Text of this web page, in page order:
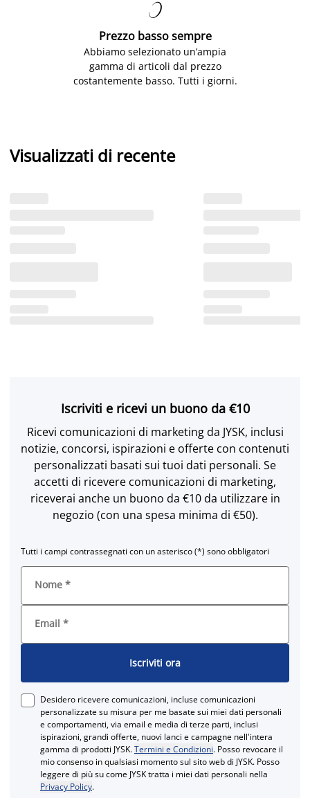

Prezzo basso sempre
Abbiamo selezionato un’ampia
gamma di articoli dal prezzo
costantemente basso. Tutti i giorni.
Visualizzati di recente
Iscriviti e ricevi un buono da €10
Ricevi comunicazioni di marketing da JYSK, inclusi
notizie, concorsi, ispirazioni e offerte con contenuti
personalizzati basati sui tuoi dati personali. Se
accetti di ricevere comunicazioni di marketing,
riceverai anche un buono da €10 da utilizzare in
negozio (con una spesa minima di €50).
Tutti i campi contrassegnati con un asterisco (*) sono obbligatori
Nome *
Email *
Iscriviti ora
Desidero ricevere comunicazioni, incluse comunicazioni
personalizzate su misura per me basate sui miei dati personali
e comportamenti, via email e media di terze parti, inclusi
ispirazioni, grandi offerte, nuovi lanci e campagne nell'intera
gamma di prodotti JYSK.Termini e Condizioni. Posso revocare il
mio consenso in qualsiasi momento sul sito web di JYSK. Posso
leggere di più su come JYSK tratta i miei dati personali nella
Privacy Policy.